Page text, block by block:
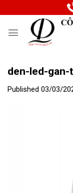
to
den-led-
Published 03/03/